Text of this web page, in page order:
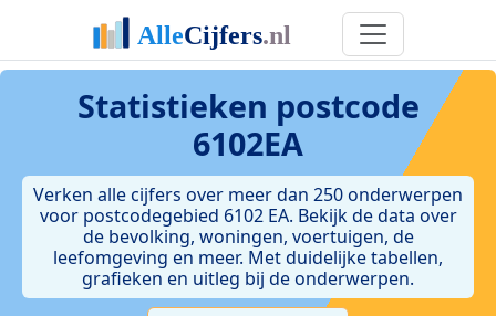
Statistieken postcode
6102EA
Verken alle cijfers over meer dan 250 onderwerpen
voor postcodegebied 6102 EA. Bekijk de data over
de bevolking, woningen, voertuigen, de
leefomgeving en meer. Met duidelijke tabellen,
grafieken en uitleg bij de onderwerpen.